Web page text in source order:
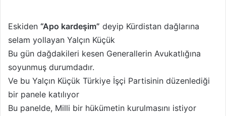
Eskiden “Apo kardeşim” deyip Kürdistan dağlarına
selam yollayan Yalçın Küçük
Bu gün dağdakileri kesen Generallerin Avukatlığına
soyunmuş durumdadır.
Ve bu Yalçın Küçük Türkiye İşçi Partisinin düzenlediği
bir panele katılıyor
Bu panelde, Milli bir hükümetin kurulmasını istiyor